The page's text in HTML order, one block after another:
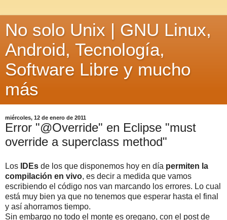
No solo Unix | GNU Linux,
Android, Tecnología,
Software Libre y mucho
más
miércoles, 12 de enero de 2011
Error "@Override" en Eclipse "must
override a superclass method"
Los IDEs de los que disponemos hoy en día permiten la
compilación en vivo, es decir a medida que vamos
escribiendo el código nos van marcando los errores. Lo cual
está muy bien ya que no tenemos que esperar hasta el final
y así ahorramos tiempo.
Sin embargo no todo el monte es oregano, con el post de